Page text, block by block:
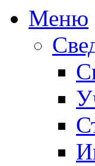
Меню